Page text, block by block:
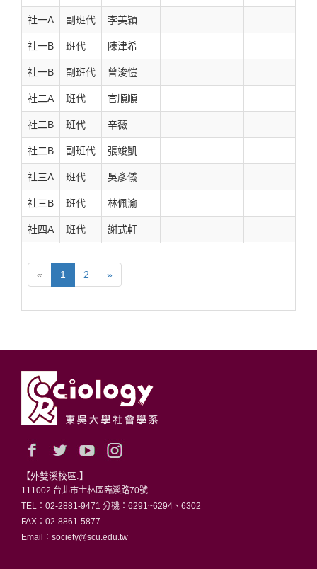
社一A 副班代 李美穎
社一B 班代 陳津希
社一B 副班代 曾浚愷
社二A 班代 官順順
社二B 班代 辛薇
社二B 副班代 張竣凱
社三A 班代 吳彥儀
社三B 班代 林佩渝
社四A 班代 謝式軒
« 1 2 »
【外雙溪校區.】
111002 台北市士林區臨溪路70號
TEL：02-2881-9471 分機：6291~6294、6302
FAX：02-8861-5877
Email：society@scu.edu.tw